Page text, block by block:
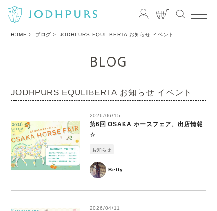
HOME ブログ JODHPURS EQULIBERTA お知らせ イベント
BLOG
JODHPURS EQULIBERTA お知らせ イベント
2026/06/15
第6回 OSAKA ホースフェア、出店情報
☆
Betty
お知らせ
2026/04/11